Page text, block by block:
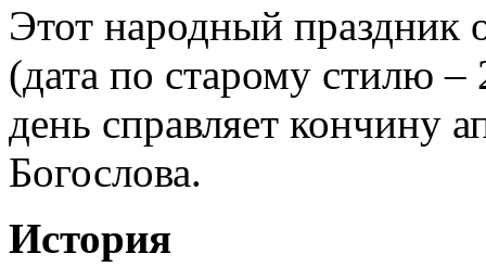
Этот народный праздник
(дата по старому стилю –
день справляет кончину
Богослова.
История